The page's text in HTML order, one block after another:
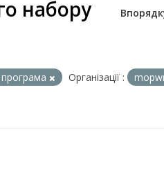
набору
Організації :